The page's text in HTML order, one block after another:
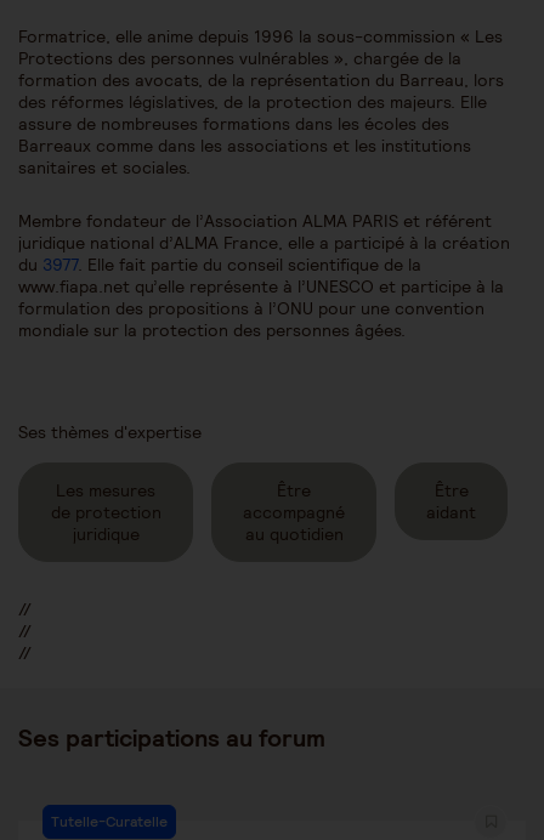
Formatrice, elle anime depuis 1996 la sous-commission « Les
Protections des personnes vulnérables », chargée de la
formation des avocats, de la représentation du Barreau, lors
des réformes législatives, de la protection des majeurs. Elle
assure de nombreuses formations dans les écoles des
Barreaux comme dans les associations et les institutions
sanitaires et sociales.
Membre fondateur de l’Association ALMA PARIS et référent
juridique national d’ALMA France, elle a participé à la création
du 3977. Elle fait partie du conseil scientifique de la
www.fiapa.net qu’elle représente à l’UNESCO et participe à la
formulation des propositions à l’ONU pour une convention
mondiale sur la protection des personnes âgées.
Ses thèmes d'expertise
Les mesures
de protection
juridique
Être
accompagné
au quotidien
Être
aidant
//
//
//
Ses participations au forum
Tutelle-Curatelle